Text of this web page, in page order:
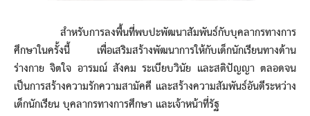
สำหรับการลงพื้นที่พบปะพัฒนาสัมพันธ์กับบุคลากรทางการ
ศึกษาในครั้งนี้ เพื่อเสริมสร้างพัฒนาการให้กับเด็กนักเรียนทางด้าน
ร่างกาย จิตใจ อารมณ์ สังคม ระเบียบวินัย และสติปัญญา ตลอดจน
เป็นการสร้างความรักความสามัคคี และสร้างความสัมพันธ์อันดีระหว่าง
เด็กนักเรียน บุคลากรทางการศึกษา และเจ้าหน้าที่รัฐ